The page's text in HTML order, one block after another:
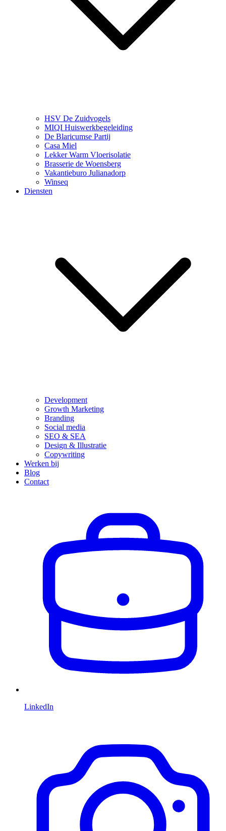
HSV De Zuidvogels
MIQI Huiswerkbegeleiding
De Blaricumse Partij
Casa Miel
Lekker Warm Vloerisolatie
Brasserie de Woensberg
Vakantieburo Julianadorp
Winseq
Diensten
Development
Growth Marketing
Branding
Social media
SEO & SEA
Design & Illustratie
Copywriting
Werken bij
Blog
Contact
LinkedIn